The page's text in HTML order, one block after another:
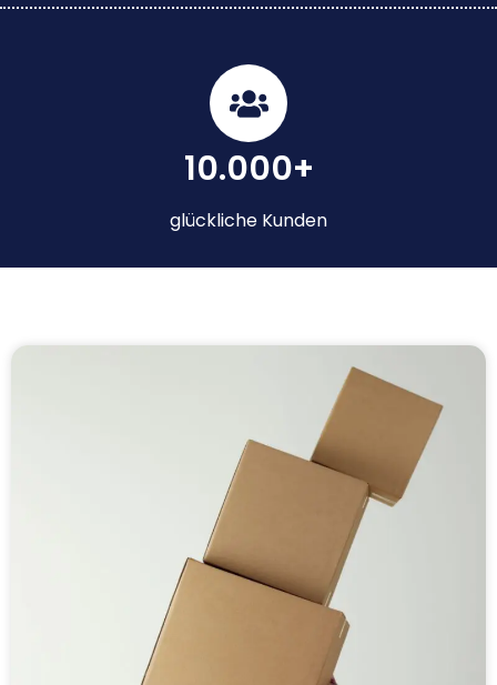
10.000+
glückliche Kunden